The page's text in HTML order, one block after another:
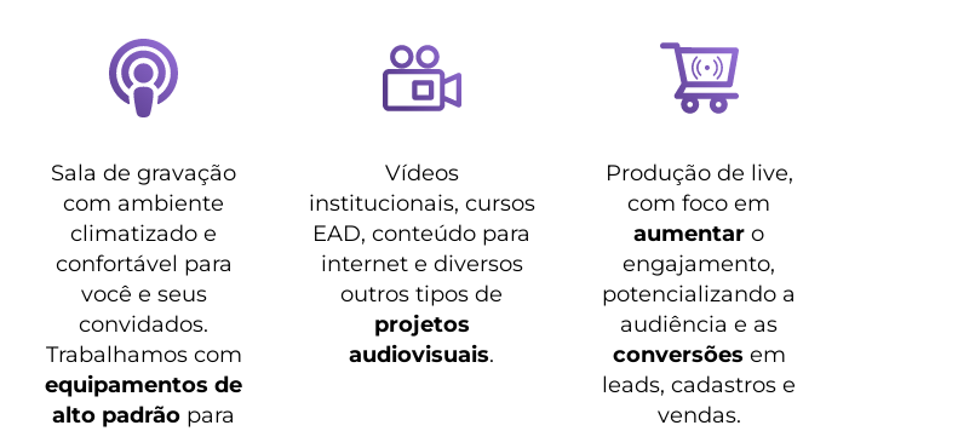
Sala de gravação
com ambiente
climatizado e
confortável para
você e seus
convidados.
Trabalhamos com
equipamentos de
alto padrão para
Vídeos
institucionais, cursos
EAD, conteúdo para
internet e diversos
outros tipos de
projetos
audiovisuais.
Produção de live,
com foco em
aumentar o
engajamento,
potencializando a
audiência e as
conversões em
leads, cadastros e
vendas.